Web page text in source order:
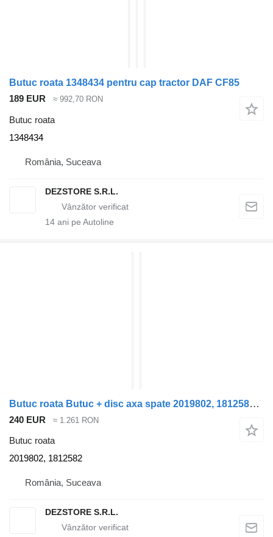
Butuc roata 1348434 pentru cap tractor DAF CF85
189 EUR
≈ 992,70 RON
Butuc roata
1348434
România, Suceava
DEZSTORE S.R.L.
14 ani pe Autoline
Butuc roata Butuc + disc axa spate 2019802, 1812582 pentru cap tractor DAF XF
240 EUR ≈ 1.261 RON
Butuc roata
2019802, 1812582
România, Suceava
DEZSTORE S.R.L.